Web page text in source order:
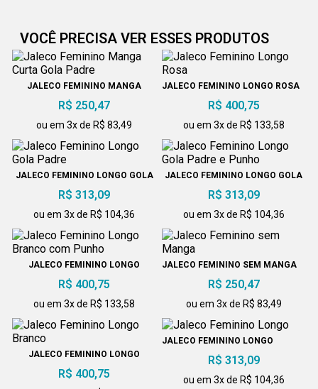
VOCÊ PRECISA VER ESSES PRODUTOS
JALECO FEMININO MANGA
R$ 250,47
ou em 3x de R$ 83,49
JALECO FEMININO LONGO ROSA
R$ 400,75
ou em 3x de R$ 133,58
JALECO FEMININO LONGO GOLA
R$ 313,09
ou em 3x de R$ 104,36
JALECO FEMININO LONGO GOLA
R$ 313,09
ou em 3x de R$ 104,36
JALECO FEMININO LONGO
R$ 400,75
ou em 3x de R$ 133,58
JALECO FEMININO SEM MANGA
R$ 250,47
ou em 3x de R$ 83,49
JALECO FEMININO LONGO
R$ 400,75
JALECO FEMININO LONGO
R$ 313,09
ou em 3x de R$ 104,36